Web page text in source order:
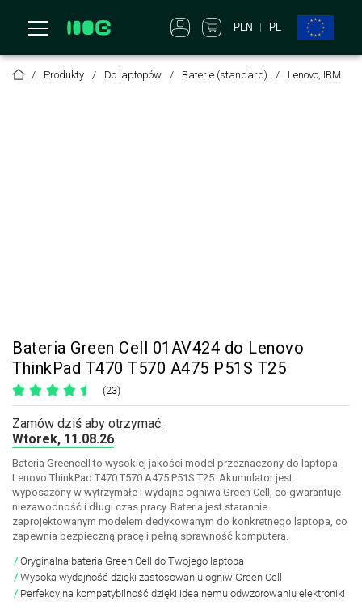
PLN PL
Produkty Do laptopów Baterie (standard) Lenovo, IBM
Bateria Green Cell 01AV424 do Lenovo
ThinkPad T470 T570 A475 P51S T25
(23)
Zamów dziś aby otrzymać:
Wtorek, 11.08.26
Bateria Greencell to wysokiej jakości model przeznaczony do laptopa
Lenovo ThinkPad T470 T570 A475 P51S T25. Akumulator jest
wyposażony w wytrzymałe i wydajne ogniwa Green Cell, co gwarantuje
niezawodność i długi czas pracy. Bateria jest starannie
zaprojektowanym modelem dedykowanym do konkretnego laptopa, co
zapewnia bezpieczną pracę i pełną sprawność komputera.
Oryginalna bateria Green Cell do Twojego laptopa
Wysoka wydajność dzięki zastosowaniu ogniw Green Cell
Perfekcyjna kompatybilność dzięki idealnemu odwzorowaniu elektroniki